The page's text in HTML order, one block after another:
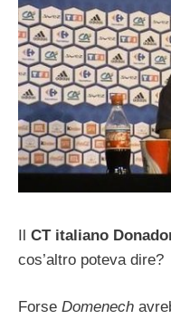
Il CT italiano
cos’altro poteva dire?
Forse Domenech